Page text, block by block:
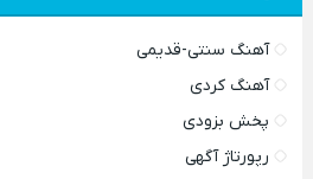
آهنگ سنتی-قدیمی
آهنگ کردی
پخش بزودی
رپورتاژ آگهی